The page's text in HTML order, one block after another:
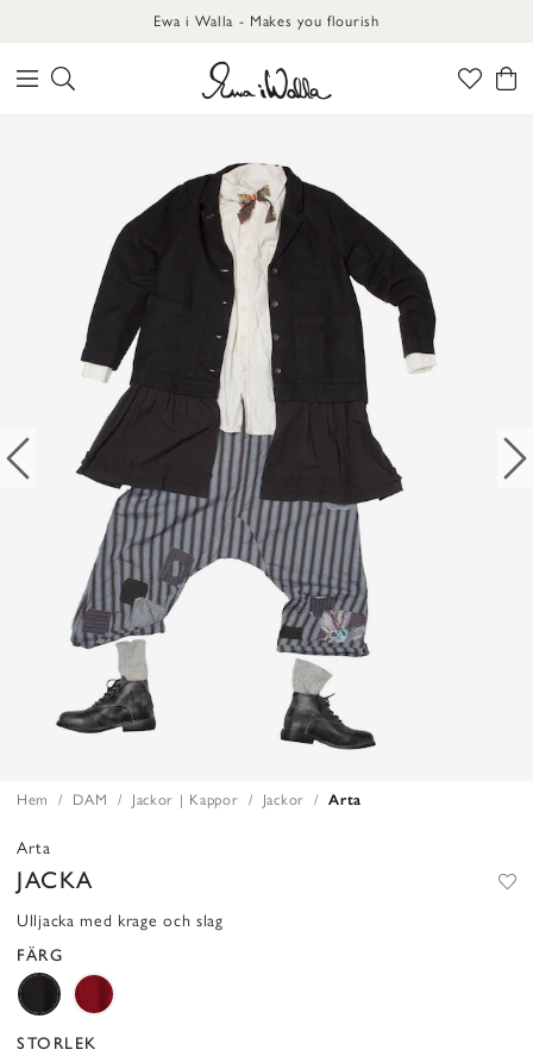
Ewa i Walla - Makes you flourish
Hem DAM Jackor | Kappor Jackor Arta
Arta
JACKA
Ulljacka med krage och slag
FÄRG
STORLEK